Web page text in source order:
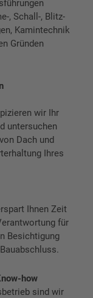
, Schall-, Blitz-
Kamintechnik
Gründen
wir Ihr
untersuchen
Dach und
Ihres
Ihnen Zeit
für
Besichtigung
how
sind wir